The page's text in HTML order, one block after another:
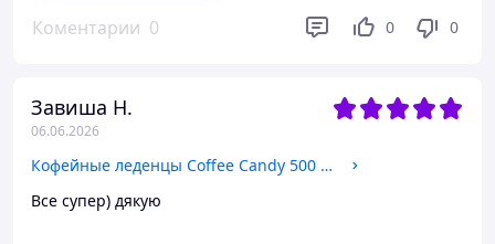
Коментарии 0 0 0
Завиша Н.
06.06.2026
Кофейные леденцы Coffee Candy 500 г (0691)
Все супер) дякую